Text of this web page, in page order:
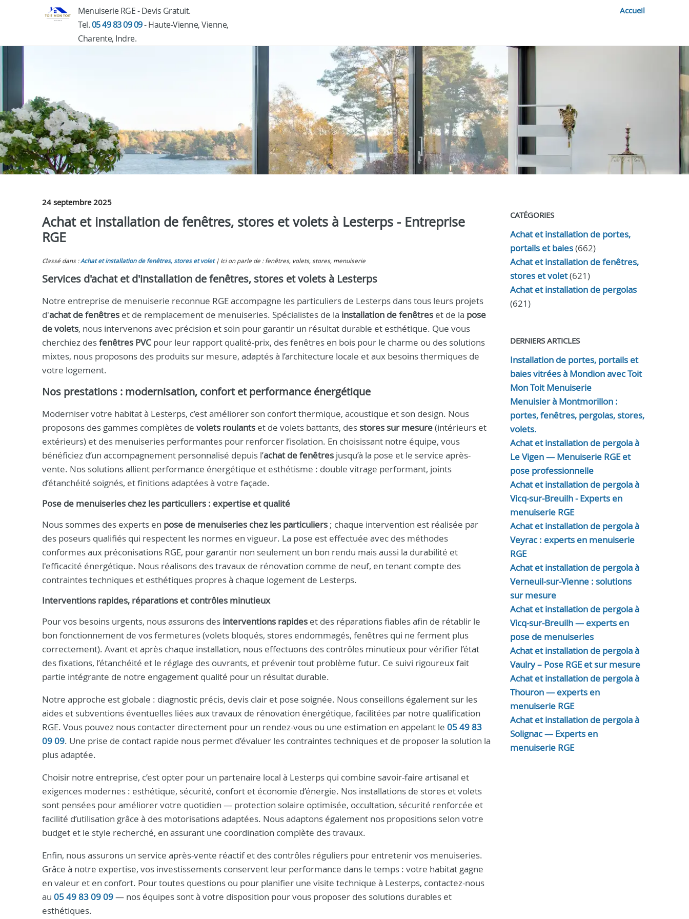
Menuiserie RGE - Devis Gratuit.
Tel.05 49 83 09 09- Haute-Vienne, Vienne,
Charente, Indre.
Accueil
24 septembre 2025
Achat et installation de fenêtres, stores et volets à Lesterps - Entreprise
RGE
Classé dans :Achat et installation de fenêtres, stores et volet Ici on parle de : fenêtres, volets, stores, menuiserie
Services d'achat et d'installation de fenêtres, stores et volets à Lesterps
Notre entreprise de menuiserie reconnue RGE accompagne les particuliers de Lesterps dans tous leurs projets
d'achat de fenêtres et de remplacement de menuiseries. Spécialistes de la installation de fenêtres et de la pose
de volets, nous intervenons avec précision et soin pour garantir un résultat durable et esthétique. Que vous
cherchiez desfenêtres PVC pour leur rapport qualité-prix, des fenêtres en bois pour le charme ou des solutions
mixtes, nous proposons des produits sur mesure, adaptés à l’architecture locale et aux besoins thermiques de
votre logement.
Nos prestations : modernisation, confort et performance énergétique
Moderniser votre habitat à Lesterps, c’est améliorer son confort thermique, acoustique et son design. Nous
proposons des gammes complètes de volets roulants et de volets battants, des stores sur mesure(intérieurs et
extérieurs) et des menuiseries performantes pour renforcer l’isolation. En choisissant notre équipe, vous
bénéficiez d’un accompagnement personnalisé depuis l’achat de fenêtres jusqu’à la pose et le service après-
vente. Nos solutions allient performance énergétique et esthétisme : double vitrage performant, joints
d’étanchéité soignés, et finitions adaptées à votre façade.
Pose de menuiseries chez les particuliers : expertise et qualité
Nous sommes des experts en pose de menuiseries chez les particuliers ; chaque intervention est réalisée par
des poseurs qualifiés qui respectent les normes en vigueur. La pose est effectuée avec des méthodes
conformes aux préconisations RGE, pour garantir non seulement un bon rendu mais aussi la durabilité et
l'efficacité énergétique. Nous réalisons des travaux de rénovation comme de neuf, en tenant compte des
contraintes techniques et esthétiques propres à chaque logement de Lesterps.
Interventions rapides, réparations et contrôles minutieux
Pour vos besoins urgents, nous assurons des interventions rapides et des réparations fiables afin de rétablir le
bon fonctionnement de vos fermetures (volets bloqués, stores endommagés, fenêtres qui ne ferment plus
correctement). Avant et après chaque installation, nous effectuons des contrôles minutieux pour vérifier l’état
des fixations, l’étanchéité et le réglage des ouvrants, et prévenir tout problème futur. Ce suivi rigoureux fait
partie intégrante de notre engagement qualité pour un résultat durable.
Notre approche est globale : diagnostic précis, devis clair et pose soignée. Nous conseillons également sur les
aides et subventions éventuelles liées aux travaux de rénovation énergétique, facilitées par notre qualification
RGE. Vous pouvez nous contacter directement pour un rendez-vous ou une estimation en appelant le 05 49 83
09 09. Une prise de contact rapide nous permet d’évaluer les contraintes techniques et de proposer la solution la
plus adaptée.
Choisir notre entreprise, c’est opter pour un partenaire local à Lesterps qui combine savoir-faire artisanal et
exigences modernes : esthétique, sécurité, confort et économie d’énergie. Nos installations de stores et volets
sont pensées pour améliorer votre quotidien — protection solaire optimisée, occultation, sécurité renforcée et
facilité d’utilisation grâce à des motorisations adaptées. Nous adaptons également nos propositions selon votre
budget et le style recherché, en assurant une coordination complète des travaux.
Enfin, nous assurons un service après-vente réactif et des contrôles réguliers pour entretenir vos menuiseries.
Grâce à notre expertise, vos investissements conservent leur performance dans le temps : votre habitat gagne
en valeur et en confort. Pour toutes questions ou pour planifier une visite technique à Lesterps, contactez-nous
au 05 49 83 09 09— nos équipes sont à votre disposition pour vous proposer des solutions durables et
esthétiques.
CATÉGORIES
Achat et installation de portes,
portails et baies(662)
Achat et installation de fenêtres,
stores et volet(621)
Achat et installation de pergolas
(621)
DERNIERS ARTICLES
Installation de portes, portails et
baies vitrées à Mondion avec Toit
Mon Toit Menuiserie
Menuisier à Montmorillon :
portes, fenêtres, pergolas, stores,
volets.
Achat et installation de pergola à
Le Vigen — Menuiserie RGE et
pose professionnelle
Achat et installation de pergola à
Vicq-sur-Breuilh - Experts en
menuiserie RGE
Achat et installation de pergola à
Veyrac : experts en menuiserie
RGE
Achat et installation de pergola à
Verneuil-sur-Vienne : solutions
sur mesure
Achat et installation de pergola à
Vicq-sur-Breuilh — experts en
pose de menuiseries
Achat et installation de pergola à
Vaulry – Pose RGE et sur mesure
Achat et installation de pergola à
Thouron — experts en
menuiserie RGE
Achat et installation de pergola à
Solignac — Experts en
menuiserie RGE